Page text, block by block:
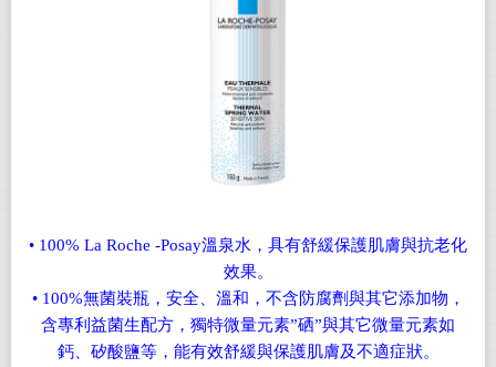
• 100% La Roche -Posay溫泉水，具有舒緩保護肌膚與抗老化
效果。
• 100%無菌裝瓶，安全、溫和，不含防腐劑與其它添加物，
含專利益菌生配方，獨特微量元素”硒”與其它微量元素如
鈣、矽酸鹽等，能有效舒緩與保護肌膚及不適症狀。